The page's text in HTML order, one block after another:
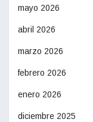
mayo 2026
abril 2026
marzo 2026
febrero 2026
enero 2026
diciembre 2025